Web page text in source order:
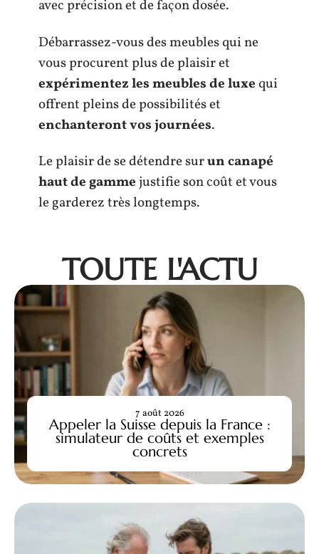
avec précision et de façon dosée.
Débarrassez-vous des meubles qui ne
vous procurent plus de plaisir et
expérimentez les meubles de luxequi
offrent pleins de possibilités et
enchanteront vos journées.
Le plaisir de se détendre surun canapé
haut de gammejustifie son coût et vous
le garderez très longtemps.
TOUTE L'ACTU
Appeler la Suisse depuis la France :
simulateur de coûts et exemples
concrets
7 août 2026